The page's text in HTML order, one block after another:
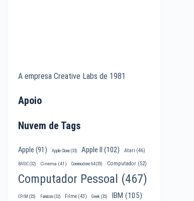
A empresa Creative Labs de 1981
Apoio
Nuvem de Tags
Apple (91) Apple Clone (33) Apple II (102) Atari (46)
BASIC (32) Cinema (41) Commodore 64(35) Computador (52)
Computador Pessoal (467)
CP/M (35) Famicom (32) Filme (43) Geek (35) IBM (105)